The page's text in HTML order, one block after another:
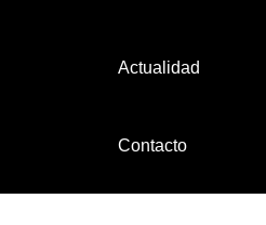
Actualidad
Contacto